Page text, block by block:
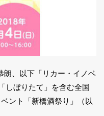
朗、以下「リカー・イノベ
しぼりたて」を含む全国
ント「新橋酒祭り」（以